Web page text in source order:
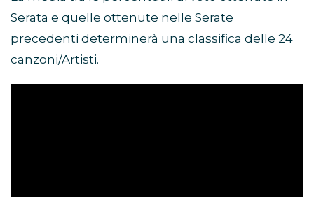
Serata e quelle ottenute nelle Serate
precedenti determinerà una classifica delle 24
canzoni/Artisti.